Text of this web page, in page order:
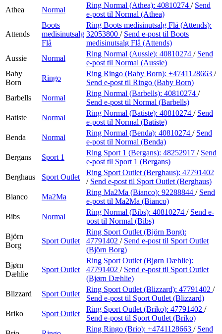
Athea
Normal
Ring Normal (Athea): 40810274 / Send
e-post til Normal (Athea)
Attends
Boots
medisinutsalg
Flå
Ring Boots medisinutsalg Flå (Attends):
32053800 / Send e-post til Boots
medisinutsalg Flå (Attends)
Aussie
Normal
Ring Normal (Aussie): 40810274 / Send
e-post til Normal (Aussie)
Baby
Born
Ringo
Ring Ringo (Baby Born): +4741128663 /
Send e-post til Ringo (Baby Born)
Barbells
Normal
Ring Normal (Barbells): 40810274 /
Send e-post til Normal (Barbells)
Batiste
Normal
Ring Normal (Batiste): 40810274 / Send
e-post til Normal (Batiste)
Benda
Normal
Ring Normal (Benda): 40810274 / Send
e-post til Normal (Benda)
Bergans
Sport 1
Ring Sport 1 (Bergans): 48252917 / Send
e-post til Sport 1 (Bergans)
Berghaus
Sport Outlet
Ring Sport Outlet (Berghaus): 47791402
/ Send e-post til Sport Outlet (Berghaus)
Bianco
Ma2Ma
Ring Ma2Ma (Bianco): 92288844 / Send
e-post til Ma2Ma (Bianco)
Bibs
Normal
Ring Normal (Bibs): 40810274 / Send e-
post til Normal (Bibs)
Björn
Borg
Sport Outlet
Ring Sport Outlet (Björn Borg):
47791402 / Send e-post til Sport Outlet
(Björn Borg)
Bjørn
Dæhlie
Sport Outlet
Ring Sport Outlet (Bjørn Dæhlie):
47791402 / Send e-post til Sport Outlet
(Bjørn Dæhlie)
Blizzard
Sport Outlet
Ring Sport Outlet (Blizzard): 47791402 /
Send e-post til Sport Outlet (Blizzard)
Briko
Sport Outlet
Ring Sport Outlet (Briko): 47791402 /
Send e-post til Sport Outlet (Briko)
Ring Ringo (Brio): +4741128663 / Send